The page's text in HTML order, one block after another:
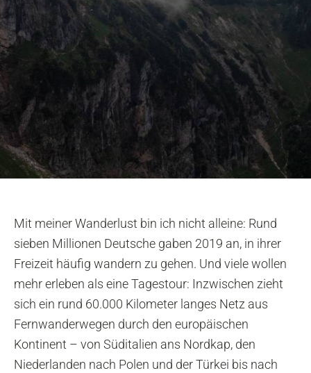
Mit meiner Wanderlust bin ich nicht alleine: Rund
sieben Millionen Deutsche gaben 2019 an, in ihrer
Freizeit häufig wandern zu gehen. Und viele wollen
mehr erleben als eine Tagestour: Inzwischen zieht
sich ein rund 60.000 Kilometer langes Netz aus
Fernwanderwegen durch den europäischen
Kontinent – von Süditalien ans Nordkap, den
Niederlanden nach Polen und der Türkei bis nach